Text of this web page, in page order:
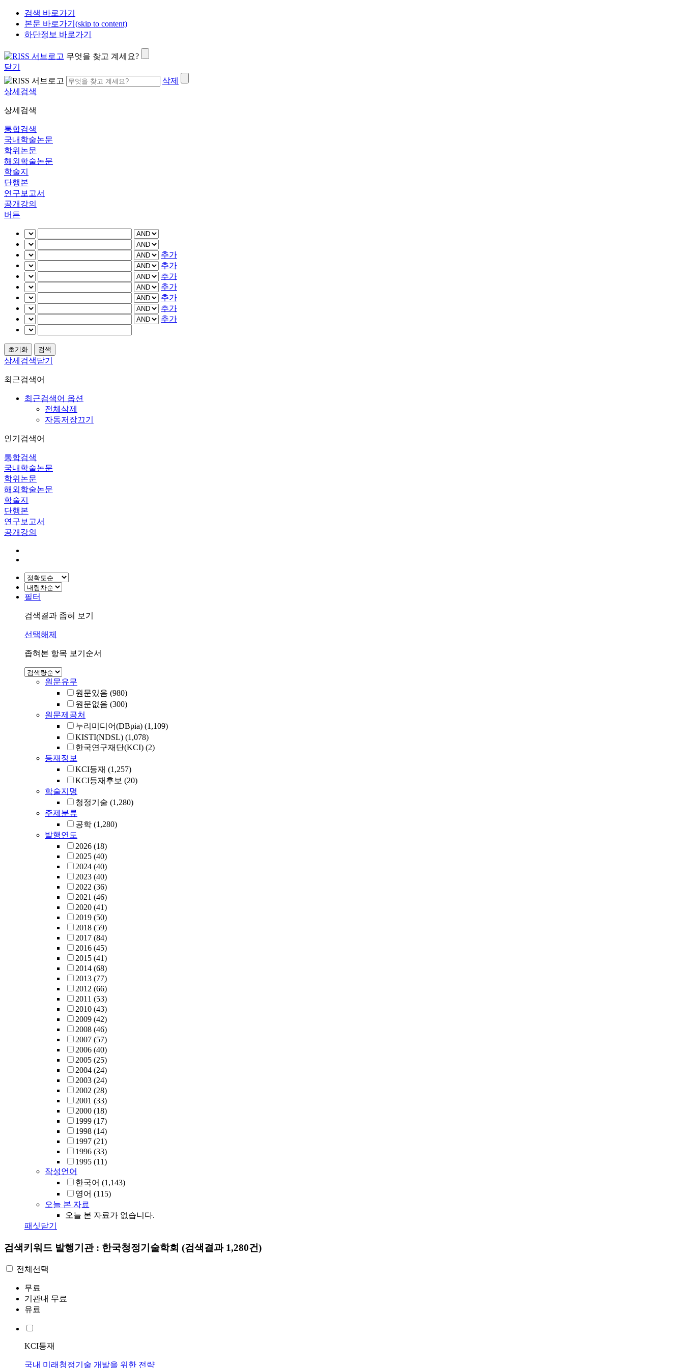
검색 바로가기
본문 바로가기(skip to content)
하단정보 바로가기
무엇을 찾고 계세요?
닫기
삭제
상세검색
상세검색
통합검색
국내학술논문
학위논문
해외학술논문
학술지
단행본
연구보고서
공개강의
버튼
추가
추가
추가
추가
추가
추가
추가
상세검색닫기
최근검색어
최근검색어 옵션
전체삭제
자동저장끄기
인기검색어
통합검색
국내학술논문
학위논문
해외학술논문
학술지
단행본
연구보고서
공개강의
필터
검색결과 좁혀 보기
선택해제
좁혀본 항목 보기순서
원문유무
원문있음 (980)
원문없음 (300)
원문제공처
누리미디어(DBpia) (1,109)
KISTI(NDSL) (1,078)
한국연구재단(KCI) (2)
등재정보
KCI등재 (1,257)
KCI등재후보 (20)
학술지명
청정기술 (1,280)
주제분류
공학 (1,280)
발행연도
2026 (18)
2025 (40)
2024 (40)
2023 (40)
2022 (36)
2021 (46)
2020 (41)
2019 (50)
2018 (59)
2017 (84)
2016 (45)
2015 (41)
2014 (68)
2013 (77)
2012 (66)
2011 (53)
2010 (43)
2009 (42)
2008 (46)
2007 (57)
2006 (40)
2005 (25)
2004 (24)
2003 (24)
2002 (28)
2001 (33)
2000 (18)
1999 (17)
1998 (14)
1997 (21)
1996 (33)
1995 (11)
작성언어
한국어 (1,143)
영어 (115)
오늘 본 자료
오늘 본 자료가 없습니다.
패싯닫기
검색키워드 발행기관 : 한국청정기술학회 (검색결과 1,280건)
전체선택
무료
기관내 무료
유료
KCI등재
국내 미래청정기술 개발을 위한 전략